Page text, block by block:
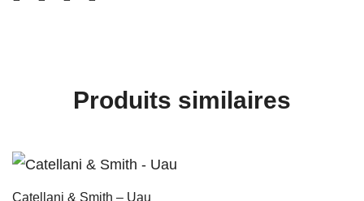
Produits similaires
Catellani & Smith – Uau